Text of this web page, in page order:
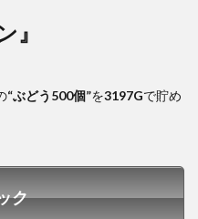
』
“ぶどう500個”を3197Gで貯め
ク